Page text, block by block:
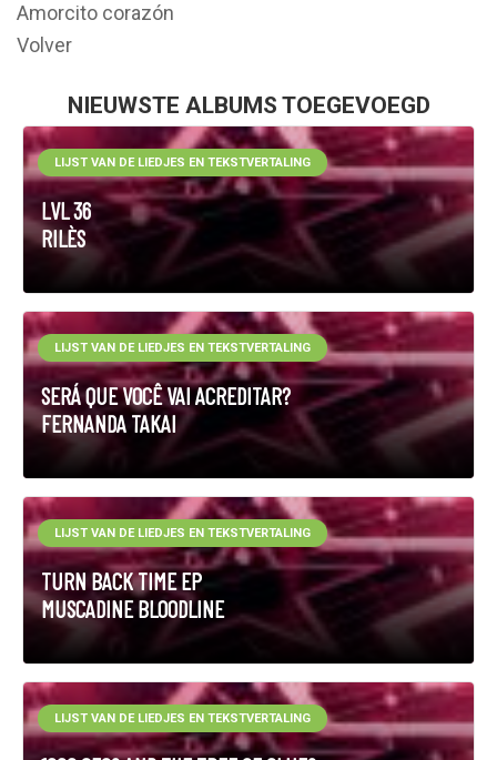
Amorcito corazón
Volver
NIEUWSTE ALBUMS TOEGEVOEGD
LVL 36
RILÈS
LIJST VAN DE LIEDJES EN TEKSTVERTALING
SERÁ QUE VOCÊ VAI ACREDITAR?
FERNANDA TAKAI
LIJST VAN DE LIEDJES EN TEKSTVERTALING
TURN BACK TIME EP
MUSCADINE BLOODLINE
LIJST VAN DE LIEDJES EN TEKSTVERTALING
LIJST VAN DE LIEDJES EN TEKSTVERTALING